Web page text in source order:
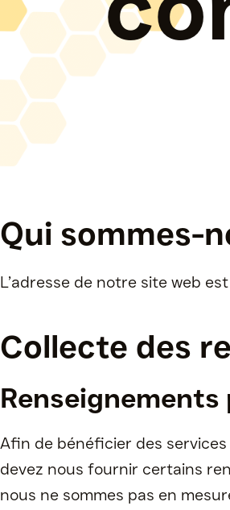
Qui sommes-
L’adresse de notre site web
Collecte des
Afin de bénéficier des
devez nous fournir certains
nous ne sommes pas en
La ruche
logicielle